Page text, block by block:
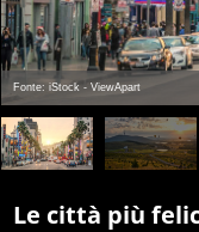
Fonte: iStock - ViewApart
Le città più